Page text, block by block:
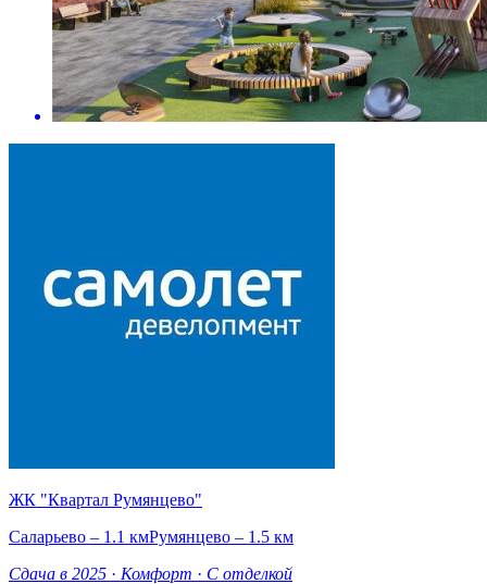
ЖК "Квартал Румянцево"
Саларьево – 1.1 кмРумянцево – 1.5 км
Сдача в 2025 · Комфорт · С отделкой